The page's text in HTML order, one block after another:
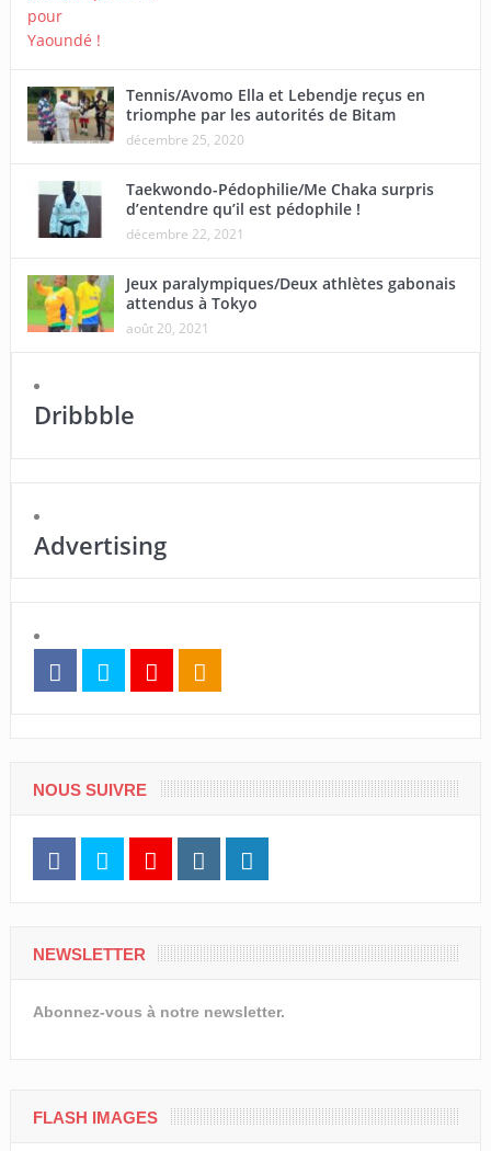
Tennis/Avomo Ella et Lebendje reçus en
triomphe par les autorités de Bitam
décembre 25, 2020
Taekwondo-Pédophilie/Me Chaka surpris
d’entendre qu’il est pédophile !
décembre 22, 2021
Jeux paralympiques/Deux athlètes gabonais
attendus à Tokyo
août 20, 2021
Dribbble
Advertising
NOUS SUIVRE
NEWSLETTER
Abonnez-vous à notre newsletter.
FLASH IMAGES